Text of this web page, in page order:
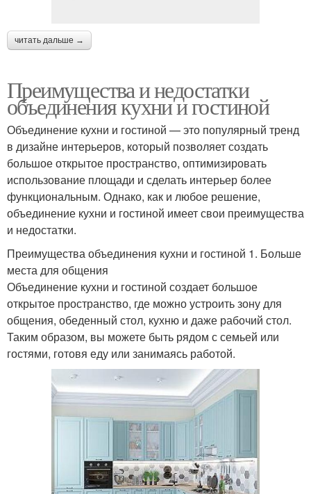
читать дальше →
Преимущества и недостатки
объединения кухни и гостиной
Объединение кухни и гостиной — это популярный тренд
в дизайне интерьеров, который позволяет создать
большое открытое пространство, оптимизировать
использование площади и сделать интерьер более
функциональным. Однако, как и любое решение,
объединение кухни и гостиной имеет свои преимущества
и недостатки.
Преимущества объединения кухни и гостиной 1. Больше
места для общения
Объединение кухни и гостиной создает большое
открытое пространство, где можно устроить зону для
общения, обеденный стол, кухню и даже рабочий стол.
Таким образом, вы можете быть рядом с семьей или
гостями, готовя еду или занимаясь работой.